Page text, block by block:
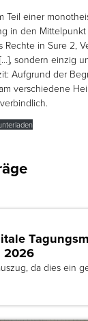
Teil einer
in den
Rechte in Sure 2,
sondern einzig
Aufgrund der
verschiedene
2026
da dies ein